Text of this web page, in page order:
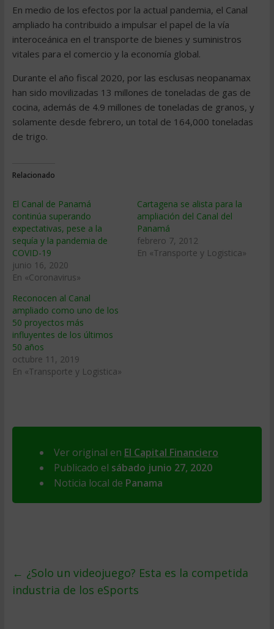
En medio de los efectos por la actual pandemia, el Canal
ampliado ha contribuido a impulsar el papel de la vía
interoceánica en el transporte de bienes y suministros
vitales para el comercio y la economía global.
Durante el año fiscal 2020, por las esclusas neopanamax
han sido movilizadas 13 millones de toneladas de gas de
cocina, además de 4.9 millones de toneladas de granos, y
solamente desde febrero, un total de 164,000 toneladas
de trigo.
Relacionado
El Canal de Panamá
continúa superando
expectativas, pese a la
sequía y la pandemia de
COVID-19
junio 16, 2020
En «Coronavirus»
Cartagena se alista para la
ampliación del Canal del
Panamá
febrero 7, 2012
En «Transporte y Logistica»
Reconocen al Canal
ampliado como uno de los
50 proyectos más
influyentes de los últimos
50 años
octubre 11, 2019
En «Transporte y Logistica»
Ver original en El Capital Financiero
Publicado el sábado junio 27, 2020
Noticia local de Panama
← ¿Solo un videojuego? Esta es la competida
industria de los eSports